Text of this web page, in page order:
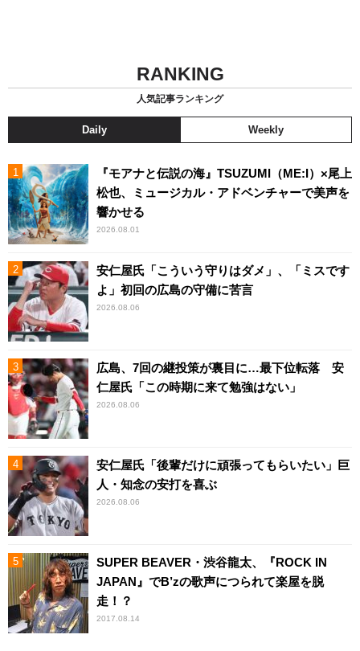
RANKING
人気記事ランキング
Daily Weekly
『モアナと伝説の海』TSUZUMI（ME:I）×尾上
松也、ミュージカル・アドベンチャーで美声を
響かせる
2026.08.01
安仁屋氏「こういう守りはダメ」、「ミスです
よ」初回の広島の守備に苦言
2026.08.06
広島、7回の継投策が裏目に…最下位転落 安
仁屋氏「この時期に来て勉強はない」
2026.08.06
安仁屋氏「後輩だけに頑張ってもらいたい」巨
人・知念の安打を喜ぶ
2026.08.06
SUPER BEAVER・渋谷龍太、『ROCK IN
JAPAN』でB’zの歌声につられて楽屋を脱
走！？
2017.08.14